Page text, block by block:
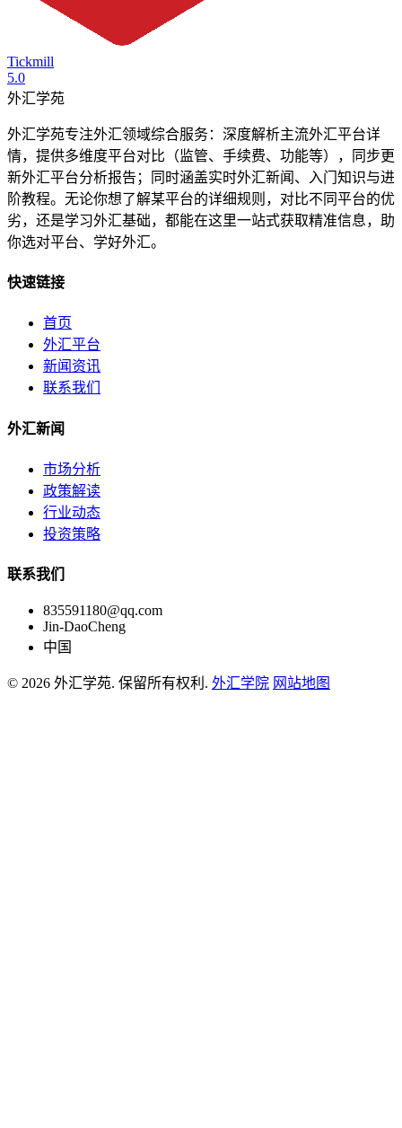
Tickmill
5.0
外汇学苑
外汇学苑专注外汇领域综合服务：深度解析主流外汇平台详
情，提供多维度平台对比（监管、手续费、功能等），同步更
新外汇平台分析报告；同时涵盖实时外汇新闻、入门知识与进
阶教程。无论你想了解某平台的详细规则，对比不同平台的优
劣，还是学习外汇基础，都能在这里一站式获取精准信息，助
你选对平台、学好外汇。
快速链接
首页
外汇平台
新闻资讯
联系我们
外汇新闻
市场分析
政策解读
行业动态
投资策略
联系我们
835591180@qq.com
Jin-DaoCheng
中国
© 2026 外汇学苑. 保留所有权利. 外汇学院 网站地图